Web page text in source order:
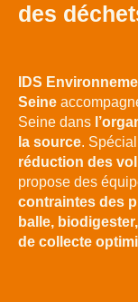
des
IDS
Seine
Seine dans
la source.
réduction des
propose des
contraintes des
balle,
de collecte